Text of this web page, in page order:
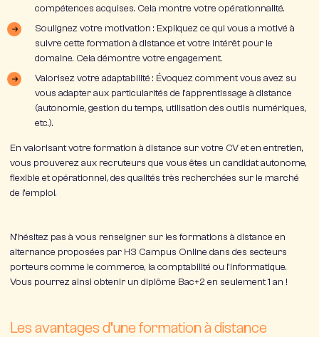
compétences acquises. Cela montre votre opérationnalité.
Soulignez votre motivation : Expliquez ce qui vous a motivé à
suivre cette formation à distance et votre intérêt pour le
domaine. Cela démontre votre engagement.
Valorisez votre adaptabilité : Évoquez comment vous avez su
vous adapter aux particularités de l’apprentissage à distance
(autonomie, gestion du temps, utilisation des outils numériques,
etc.).
En valorisant votre formation à distance sur votre CV et en entretien,
vous prouverez aux recruteurs que vous êtes un candidat autonome,
flexible et opérationnel, des qualités très recherchées sur le marché
de l’emploi.
N’hésitez pas à vous renseigner sur les formations à distance en
alternance proposées par H3 Campus Online dans des secteurs
porteurs comme le commerce, la comptabilité ou l’informatique.
Vous pourrez ainsi obtenir un diplôme Bac+2 en seulement 1 an !
Les avantages d’une formation à distance